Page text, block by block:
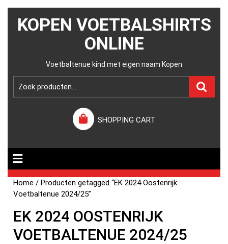
KOPEN VOETBALSHIRTS
ONLINE
Voetbaltenue kind met eigen naam Kopen
SHOPPING CART
Home / Producten getagged “EK 2024 Oostenrijk
Voetbaltenue 2024/25”
EK 2024 OOSTENRIJK
VOETBALTENUE 2024/25